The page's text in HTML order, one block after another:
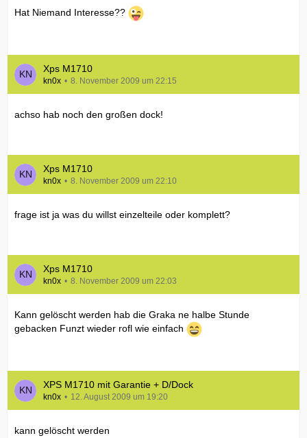
Hat Niemand Interesse??
Xps M1710
kn0x 8. November 2009 um 22:15
achso hab noch den großen dock!
Xps M1710
kn0x 8. November 2009 um 22:10
frage ist ja was du willst einzelteile oder komplett?
Xps M1710
kn0x 8. November 2009 um 22:03
Kann gelöscht werden hab die Graka ne halbe Stunde
gebacken Funzt wieder rofl wie einfach
XPS M1710 mit Garantie + D/Dock
kn0x 12. August 2009 um 19:20
kann gelöscht werden